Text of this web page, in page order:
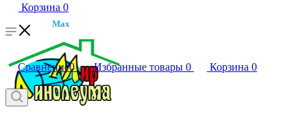
Корзина 0
Max
Сравнение0 Избранные товары 0 Корзина 0